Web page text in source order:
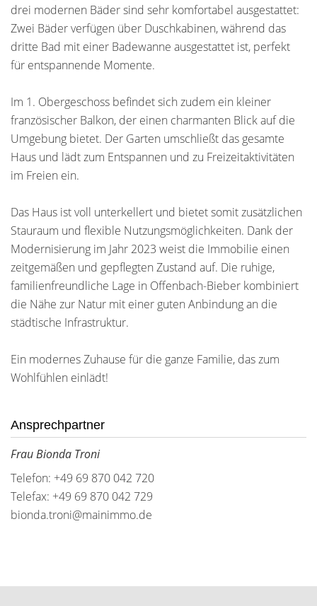
drei modernen Bäder sind sehr komfortabel ausgestattet:
Zwei Bäder verfügen über Duschkabinen, während das
dritte Bad mit einer Badewanne ausgestattet ist, perfekt
für entspannende Momente.
Im 1. Obergeschoss befindet sich zudem ein kleiner
französischer Balkon, der einen charmanten Blick auf die
Umgebung bietet. Der Garten umschließt das gesamte
Haus und lädt zum Entspannen und zu Freizeitaktivitäten
im Freien ein.
Das Haus ist voll unterkellert und bietet somit zusätzlichen
Stauraum und flexible Nutzungsmöglichkeiten. Dank der
Modernisierung im Jahr 2023 weist die Immobilie einen
zeitgemäßen und gepflegten Zustand auf. Die ruhige,
familienfreundliche Lage in Offenbach-Bieber kombiniert
die Nähe zur Natur mit einer guten Anbindung an die
städtische Infrastruktur.
Ein modernes Zuhause für die ganze Familie, das zum
Wohlfühlen einlädt!
Ansprechpartner
Frau Bionda Troni
Telefon: +49 69 870 042 720
Telefax: +49 69 870 042 729
bionda.troni@mainimmo.de